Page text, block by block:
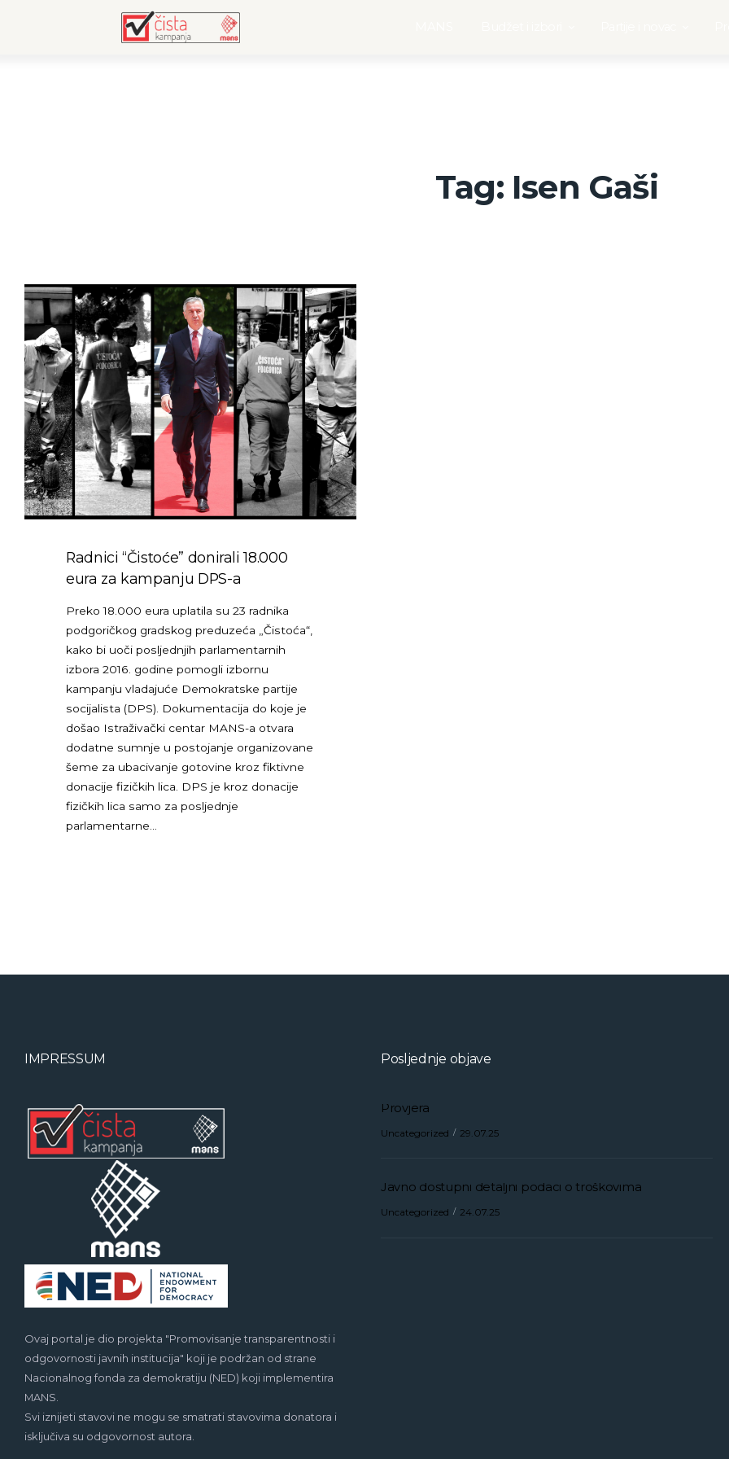
Tag: Isen Gaši
Radnici “Čistoće” donirali 18.000
eura za kampanju DPS-a
Preko 18.000 eura uplatila su 23 radnika
podgoričkog gradskog preduzeća „Čistoća“,
kako bi uoči posljednjih parlamentarnih
izbora 2016. godine pomogli izbornu
kampanju vladajuće Demokratske partije
socijalista (DPS). Dokumentacija do koje je
došao Istraživački centar MANS-a otvara
dodatne sumnje u postojanje organizovane
šeme za ubacivanje gotovine kroz fiktivne
donacije fizičkih lica. DPS je kroz donacije
fizičkih lica samo za posljednje
parlamentarne…
IMPRESSUM
Ovaj portal je dio projekta "Promovisanje transparentnosti i
odgovornosti javnih institucija" koji je podržan od strane
Nacionalnog fonda za demokratiju (NED) koji implementira
MANS.
Svi iznijeti stavovi ne mogu se smatrati stavovima donatora i
isključiva su odgovornost autora.
Posljednje objave
Provjera
Uncategorized 29.07.25
Javno dostupni detaljni podaci o troškovima
Uncategorized 24.07.25